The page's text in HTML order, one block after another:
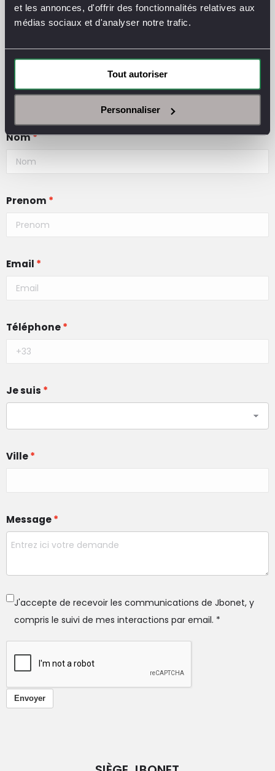
et les annonces, d'offrir des fonctionnalités relatives aux
médias sociaux et d'analyser notre trafic.
Tout autoriser
Personnaliser
CONTACT
souhaitez vous renseigner sur nos produits et
services ? Contactez-nous !
Nom
Prenom
Email
Téléphone
Je suis
Ville
Message
J'accepte de recevoir les communications de Jbonet, y
compris le suivi de mes interactions par email. *
Envoyer